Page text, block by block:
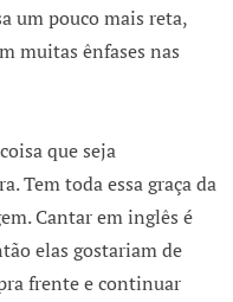
um pouco mais reta,
muitas ênfases nas
que seja
Tem toda essa graça da
Cantar em inglês é
elas gostariam de
frente e continuar